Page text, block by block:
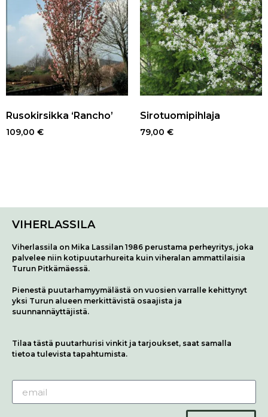
Rusokirsikka ‘Rancho’
109,00 €
Sirotuomipihlaja
79,00 €
VIHERLASSILA
Viherlassila on Mika Lassilan 1986 perustama perheyritys, joka
palvelee niin kotipuutarhureita kuin viheralan ammattilaisia
Turun Pitkämäessä.
Pienestä puutarhamyymälästä on vuosien varralle kehittynyt
yksi Turun alueen merkittävistä osaajista ja
suunnannäyttäjistä.
Tilaa tästä puutarhurisi vinkit ja tarjoukset, saat samalla
tietoa tulevista tapahtumista.